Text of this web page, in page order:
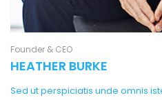
Founder & CEO
HEATHER BURKE
Sed ut perspiciatis unde omnis